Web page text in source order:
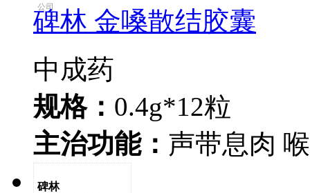
公司
碑林 金嗓散结胶囊
中成药
规格： 0.4g*12粒
主治功能： 声带息肉
碑林